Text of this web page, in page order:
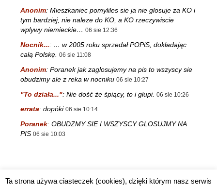
Anonim: Mieszkaniec pomyliles sie ja nie glosuje za KO i
tym bardziej, nie naleze do KO, a KO rzeczywiscie
wplywy niemieckie… 06 sie 12:36
Nocnik...: … w 2005 roku sprzedał POPiS, dokładając
całą Polskę. 06 sie 11:08
Anonim: Poranek jak zaglosujemy na pis to wszyscy sie
obudzimy ale z reka w nocniku 06 sie 10:27
"To działa...": Nie dość że śpiący, to i głupi. 06 sie 10:26
errata: dopóki 06 sie 10:14
Poranek: OBUDZMY SIE I WSZYSCY GLOSUJMY NA
PIS 06 sie 10:03
Ta strona używa ciasteczek (cookies), dzięki którym nasz serwis